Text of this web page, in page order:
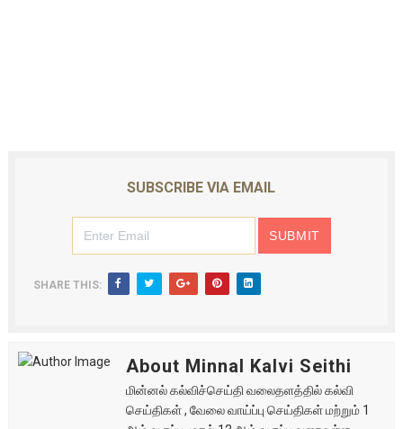
SUBSCRIBE VIA EMAIL
SHARE THIS:
About Minnal Kalvi Seithi
மின்னல் கல்விச்செய்தி வலைதளத்தில் கல்வி
செய்திகள் , வேலை வாய்ப்பு செய்திகள் மற்றும் 1